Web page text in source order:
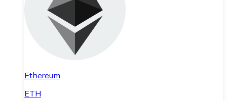
Ethereum
ETH